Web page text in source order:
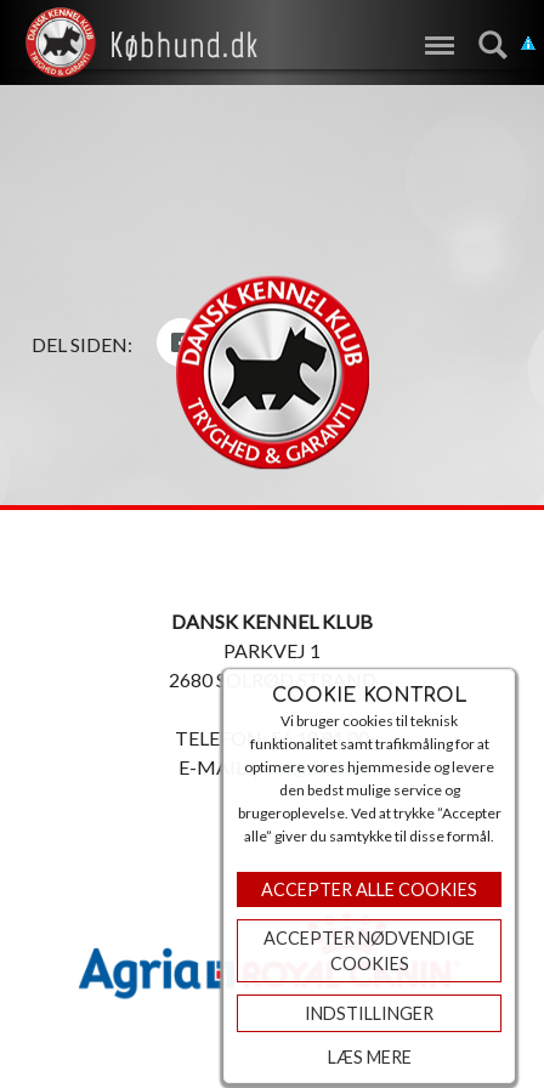
COOKIE KONTROL
Vi bruger cookies til teknisk
funktionalitet samt trafikmåling for at
optimere vores hjemmeside og levere
den bedst mulige service og
brugeroplevelse. Ved at trykke ”Accepter
alle” giver du samtykke til disse formål.
ACCEPTER ALLE COOKIES
ACCEPTER NØDVENDIGE
COOKIES
INDSTILLINGER
LÆS MERE
DEL SIDEN:
DANSK KENNEL KLUB
PARKVEJ 1
2680 SOLRØD STRAND
TELEFON: 56 18 81 00
E-MAIL:post@dkk.dk